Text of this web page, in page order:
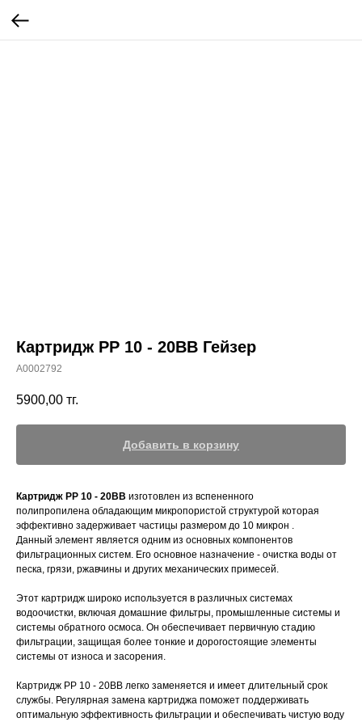
Картридж PP 10 - 20BB Гейзер
А0002792
5900,00 тг.
Добавить в корзину
Картридж PP 10 - 20BB изготовлен из вспененного
полипропилена обладающим микропористой структурой которая
эффективно задерживает частицы размером до 10 микрон .
Данный элемент является одним из основных компонентов
фильтрационных систем. Его основное назначение - очистка воды от
песка, грязи, ржавчины и других механических примесей.
Этот картридж широко используется в различных системах
водоочистки, включая домашние фильтры, промышленные системы и
системы обратного осмоса. Он обеспечивает первичную стадию
фильтрации, защищая более тонкие и дорогостоящие элементы
системы от износа и засорения.
Картридж PP 10 - 20BB легко заменяется и имеет длительный срок
службы. Регулярная замена картриджа поможет поддерживать
оптимальную эффективность фильтрации и обеспечивать чистую воду